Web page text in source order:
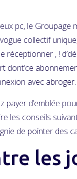
pc, le
collectif
réceptionner , !
dont’ce
avec abroger.
d’emblée
les conseils
de pointer des
les